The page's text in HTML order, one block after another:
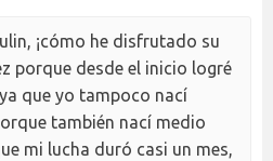
¡cómo he disfrutado su
porque desde el inicio logré
que yo tampoco nací
también nací medio
mi lucha duró casi un mes,